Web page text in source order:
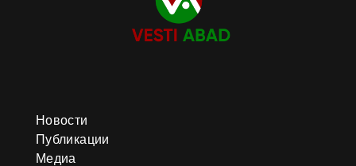
Новости
Публикации
Медиа